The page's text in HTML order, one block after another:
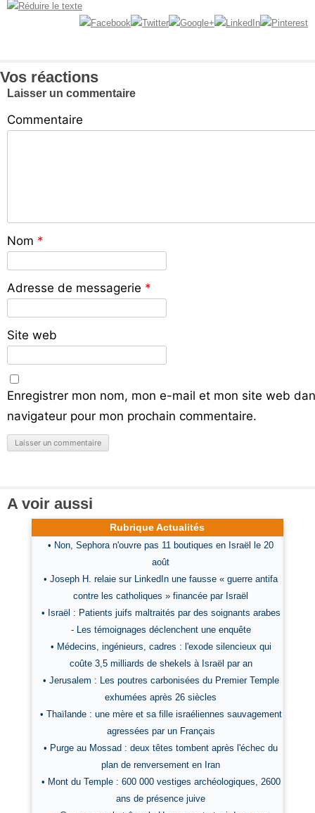
Vos réactions
Laisser un commentaire
Commentaire
Nom *
Adresse de messagerie *
Site web
Enregistrer mon nom, mon e-mail et mon site web
navigateur pour mon prochain commentaire.
A voir aussi
Rubrique Actualités
• Non, Sephora n'ouvre pas 11 boutiques en Israël le 20
août
• Joseph H. relaie sur LinkedIn une fausse « guerre antifa
contre les catholiques » financée par Israël
• Israël : Patients juifs maltraités par des soignants arabes
- Les témoignages déclenchent une enquête
• Médecins, ingénieurs, cadres : l'exode silencieux qui
coûte 3,5 milliards de shekels à Israël par an
• Jerusalem : Les poutres carbonisées du Premier Temple
exhumées après 26 siècles
• Thaïlande : une mère et sa fille israéliennes sauvagement
agressées par un Français
• Purge au Mossad : deux têtes tombent après l'échec du
plan de renversement en Iran
• Mont du Temple : 600 000 vestiges archéologiques, 2600
ans de présence juive